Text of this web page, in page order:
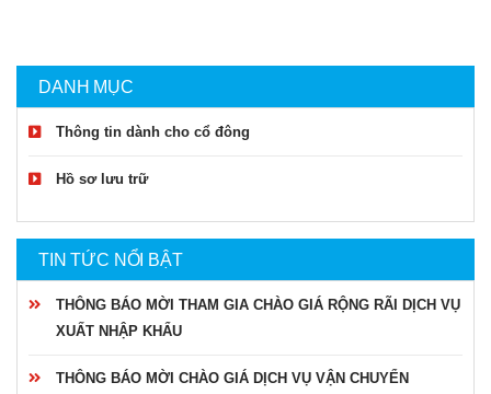
DANH MỤC
Thông tin dành cho cổ đông
Hồ sơ lưu trữ
TIN TỨC NỔI BẬT
THÔNG BÁO MỜI THAM GIA CHÀO GIÁ RỘNG RÃI DỊCH VỤ
XUẤT NHẬP KHẨU
THÔNG BÁO MỜI CHÀO GIÁ DỊCH VỤ VẬN CHUYỂN